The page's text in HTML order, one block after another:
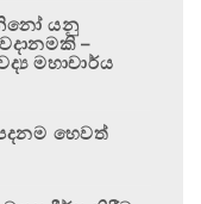
යනු
–
මහාචාර්ය
හෙවත්